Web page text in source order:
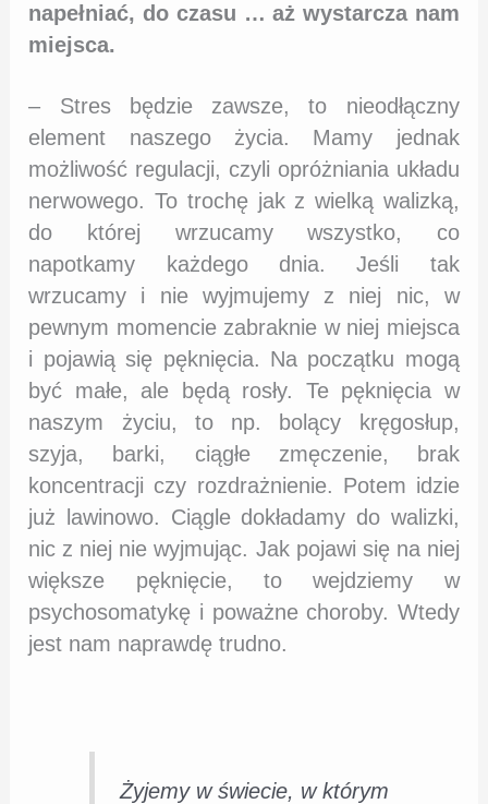
napełniać, do czasu … aż wystarcza nam
miejsca.
– Stres będzie zawsze, to nieodłączny
element naszego życia. Mamy jednak
możliwość regulacji, czyli opróżniania układu
nerwowego. To trochę jak z wielką walizką,
do której wrzucamy wszystko, co
napotkamy każdego dnia. Jeśli tak
wrzucamy i nie wyjmujemy z niej nic, w
pewnym momencie zabraknie w niej miejsca
i pojawią się pęknięcia. Na początku mogą
być małe, ale będą rosły. Te pęknięcia w
naszym życiu, to np. bolący kręgosłup,
szyja, barki, ciągłe zmęczenie, brak
koncentracji czy rozdrażnienie. Potem idzie
już lawinowo. Ciągle dokładamy do walizki,
nic z niej nie wyjmując. Jak pojawi się na niej
większe pęknięcie, to wejdziemy w
psychosomatykę i poważne choroby. Wtedy
jest nam naprawdę trudno.
Żyjemy w świecie, w którym